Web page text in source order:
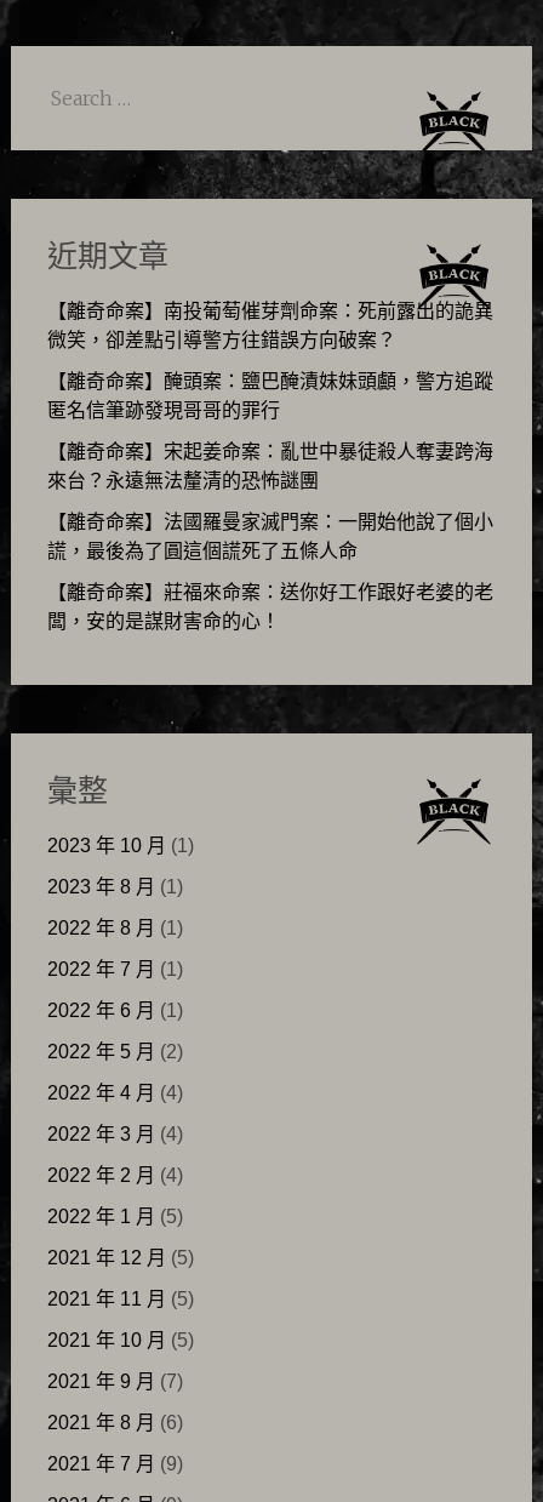
Search
近期文章
【離奇命案】南投葡萄催芽劑命案：死前露出的詭異
微笑，卻差點引導警方往錯誤方向破案？
【離奇命案】醃頭案：鹽巴醃漬妹妹頭顱，警方追蹤
匿名信筆跡發現哥哥的罪行
【離奇命案】宋起姜命案：亂世中暴徒殺人奪妻跨海
來台？永遠無法釐清的恐怖謎團
【離奇命案】法國羅曼家滅門案：一開始他說了個小
謊，最後為了圓這個謊死了五條人命
【離奇命案】莊福來命案：送你好工作跟好老婆的老
闆，安的是謀財害命的心！
彙整
2023 年 10 月 (1)
2023 年 8 月 (1)
2022 年 8 月 (1)
2022 年 7 月 (1)
2022 年 6 月 (1)
2022 年 5 月 (2)
2022 年 4 月 (4)
2022 年 3 月 (4)
2022 年 2 月 (4)
2022 年 1 月 (5)
2021 年 12 月 (5)
2021 年 11 月 (5)
2021 年 10 月 (5)
2021 年 9 月 (7)
2021 年 8 月 (6)
2021 年 7 月 (9)